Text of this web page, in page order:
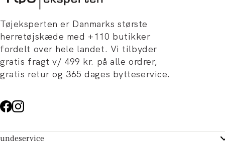
Tøjeksperten er Danmarks største
herretøjskæde med +110 butikker
fordelt over hele landet. Vi tilbyder
gratis fragt v/ 499 kr. på alle ordrer,
gratis retur og 365 dages bytteservice.